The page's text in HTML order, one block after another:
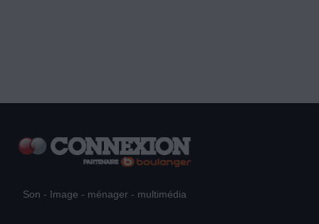
Son - Image - ménager - multimédia